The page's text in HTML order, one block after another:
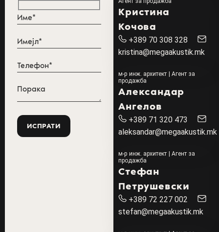
Кристина
Кочова
+389 70 308 328
kristina@megaakustik.mk
м-р инж. архитект | Агент за
продажба
Александар
Ангелов
+389 71 320 473
aleksandar@megaakustik.mk
м-р инж. архитект | Агент за
продажба
Стефан
Петрушевски
+389 72 227 002
stefan@megaakustik.mk